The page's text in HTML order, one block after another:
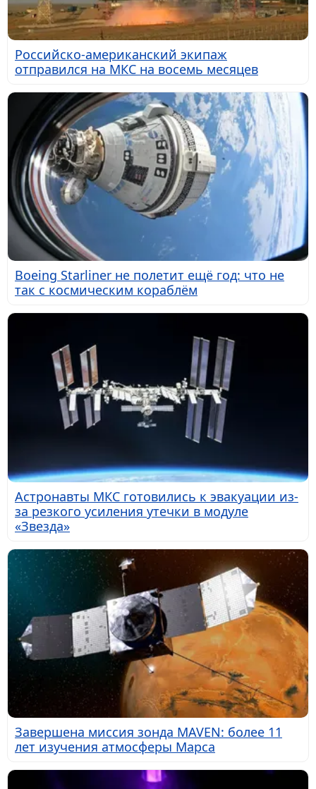
Российско-американский экипаж
отправился на МКС на восемь месяцев
Boeing Starliner не полетит ещё год: что не
так с космическим кораблём
Астронавты МКС готовились к эвакуации из-
за резкого усиления утечки в модуле
«Звезда»
Завершена миссия зонда MAVEN: более 11
лет изучения атмосферы Марса